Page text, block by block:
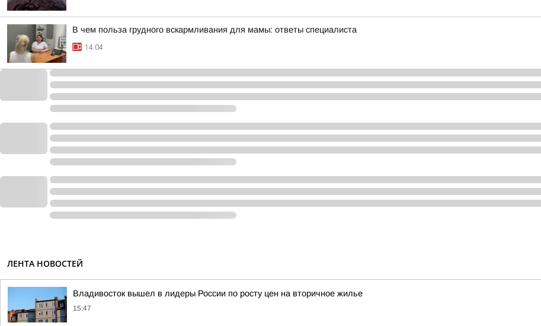
В чем польза грудного вскармливания для мамы: ответы специалиста
14:04
ЛЕНТА НОВОСТЕЙ
Владивосток вышел в лидеры России по росту цен на вторичное жилье
15:47